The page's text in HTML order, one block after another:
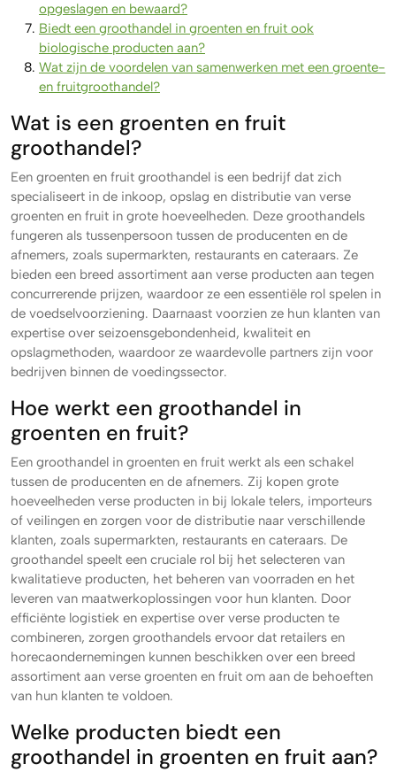
opgeslagen en bewaard?
Biedt een groothandel in groenten en fruit ook
biologische producten aan?
Wat zijn de voordelen van samenwerken met een groente-
en fruitgroothandel?
Wat is een groenten en fruit
groothandel?
Een groenten en fruit groothandel is een bedrijf dat zich
specialiseert in de inkoop, opslag en distributie van verse
groenten en fruit in grote hoeveelheden. Deze groothandels
fungeren als tussenpersoon tussen de producenten en de
afnemers, zoals supermarkten, restaurants en cateraars. Ze
bieden een breed assortiment aan verse producten aan tegen
concurrerende prijzen, waardoor ze een essentiële rol spelen in
de voedselvoorziening. Daarnaast voorzien ze hun klanten van
expertise over seizoensgebondenheid, kwaliteit en
opslagmethoden, waardoor ze waardevolle partners zijn voor
bedrijven binnen de voedingssector.
Hoe werkt een groothandel in
groenten en fruit?
Een groothandel in groenten en fruit werkt als een schakel
tussen de producenten en de afnemers. Zij kopen grote
hoeveelheden verse producten in bij lokale telers, importeurs
of veilingen en zorgen voor de distributie naar verschillende
klanten, zoals supermarkten, restaurants en cateraars. De
groothandel speelt een cruciale rol bij het selecteren van
kwalitatieve producten, het beheren van voorraden en het
leveren van maatwerkoplossingen voor hun klanten. Door
efficiënte logistiek en expertise over verse producten te
combineren, zorgen groothandels ervoor dat retailers en
horecaondernemingen kunnen beschikken over een breed
assortiment aan verse groenten en fruit om aan de behoeften
van hun klanten te voldoen.
Welke producten biedt een
groothandel in groenten en fruit aan?